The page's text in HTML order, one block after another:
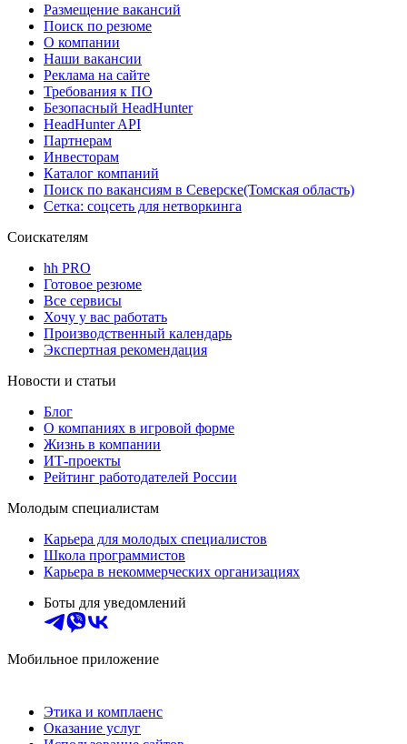
Размещение вакансий
Поиск по резюме
О компании
Наши вакансии
Реклама на сайте
Требования к ПО
Безопасный HeadHunter
HeadHunter API
Партнерам
Инвесторам
Каталог компаний
Поиск по вакансиям в Северске(Томская область)
Сетка: соцсеть для нетворкинга
Соискателям
hh PRO
Готовое резюме
Все сервисы
Хочу у вас работать
Производственный календарь
Экспертная рекомендация
Новости и статьи
Блог
О компаниях в игровой форме
Жизнь в компании
ИТ-проекты
Рейтинг работодателей России
Молодым специалистам
Карьера для молодых специалистов
Школа программистов
Карьера в некоммерческих организациях
Боты для уведомлений
Мобильное приложение
Этика и комплаенс
Оказание услуг